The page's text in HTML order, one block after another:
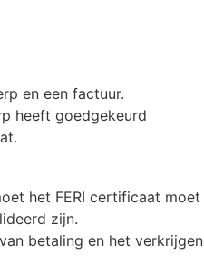
en een factuur.
heeft goedgekeurd
het FERI certificaat moet
zijn.
betaling en het verkrijgen